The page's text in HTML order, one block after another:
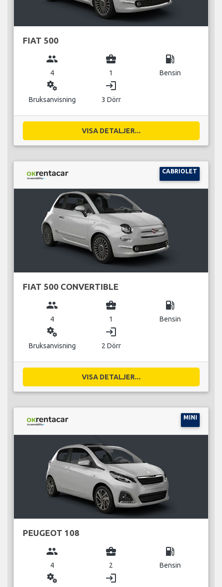
FIAT 500
group
4
business_center
1
local_gas_station
Bensin
miscellaneous_services
Bruksanvisning
login
3 Dörr
VISA DETALJER...
CABRIOLET
FIAT 500 CONVERTIBLE
group
4
business_center
1
local_gas_station
Bensin
miscellaneous_services
Bruksanvisning
login
2 Dörr
VISA DETALJER...
MINI
PEUGEOT 108
group
4
business_center
2
local_gas_station
Bensin
miscellaneous_services login